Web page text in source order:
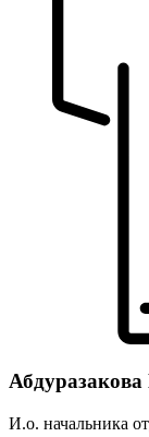
И.о. начальника